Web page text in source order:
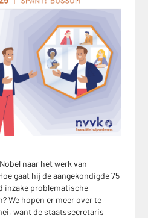
naar het werk van
gaat hij de aangekondigde 75
inzake problematische
We hopen er meer over te
want de staatssecretaris